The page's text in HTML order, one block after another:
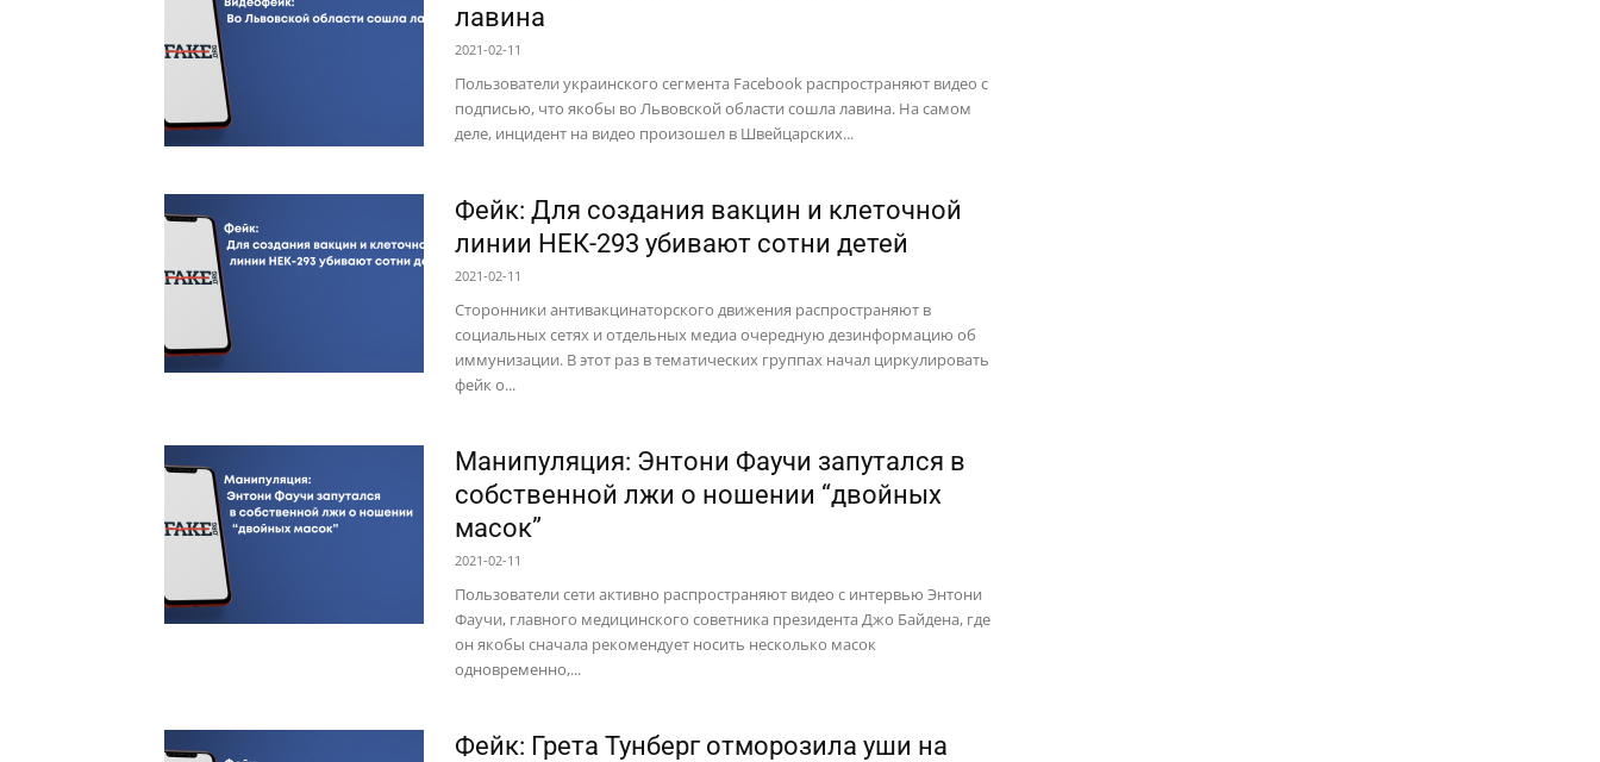
лавина
2021-02-11
Пользователи украинского сегмента Facebook распространяют видео с
подписью, что якобы во Львовской области сошла лавина. На самом
деле, инцидент на видео произошел в Швейцарских...
Фейк: Для создания вакцин и клеточной
линии НЕК-293 убивают сотни детей
2021-02-11
Сторонники антивакцинаторского движения распространяют в
социальных сетях и отдельных медиа очередную дезинформацию об
иммунизации. В этот раз в тематических группах начал циркулировать
фейк о...
Манипуляция: Энтони Фаучи запутался в
собственной лжи о ношении “двойных
масок”
2021-02-11
Пользователи сети активно распространяют видео с интервью Энтони
Фаучи, главного медицинского советника президента Джо Байдена, где
он якобы сначала рекомендует носить несколько масок
одновременно,...
Фейк: Грета Тунберг отморозила уши на